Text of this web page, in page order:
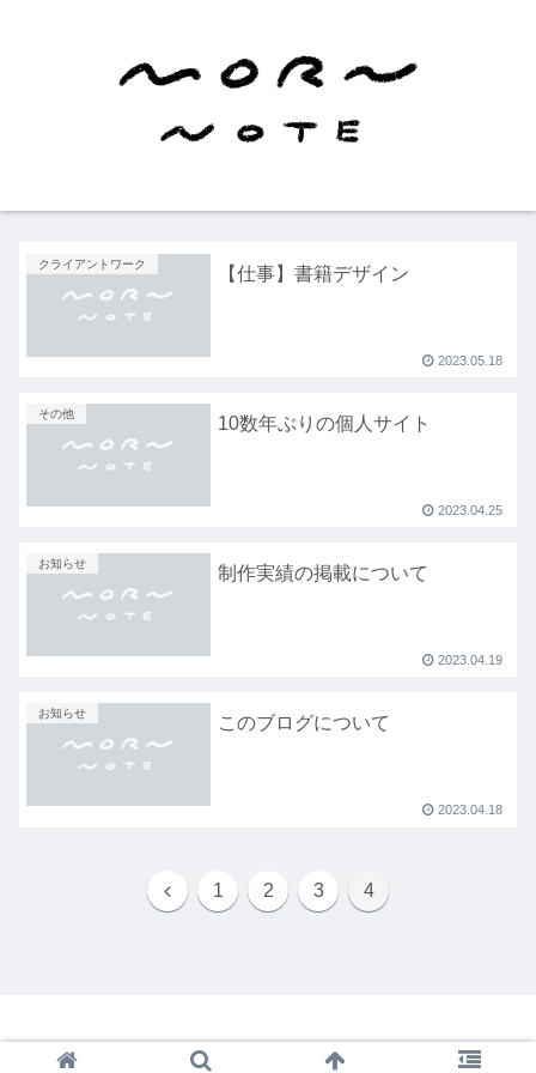
クライアントワーク 【仕事】書籍デザイン
2023.05.18
その他 10数年ぶりの個人サイト
2023.04.25
お知らせ 制作実績の掲載について
2023.04.19
お知らせ このブログについて
2023.04.18
1 2 3 4
© 2023 MORN NOTE.